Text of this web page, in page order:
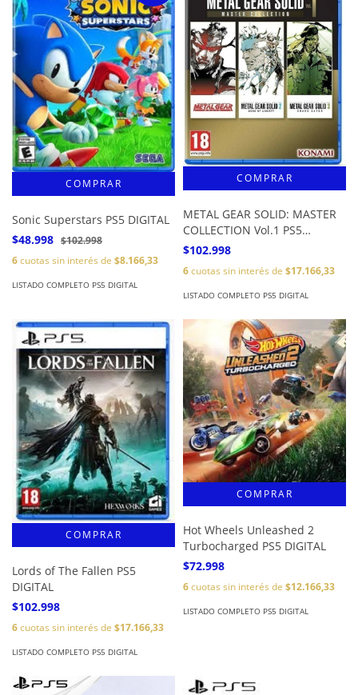
Sonic Superstars PS5 DIGITAL
$48.998 $102.998
6cuotas sin interés de $8.166,33
LISTADO COMPLETO PS5 DIGITAL
METAL GEAR SOLID: MASTER
COLLECTION Vol.1 PS5
DIGITAL
$102.998
6cuotas sin interés de $17.166,33
LISTADO COMPLETO PS5 DIGITAL
Lords of The Fallen PS5
DIGITAL
$102.998
6cuotas sin interés de $17.166,33
LISTADO COMPLETO PS5 DIGITAL
Hot Wheels Unleashed 2
Turbocharged PS5 DIGITAL
$72.998
6cuotas sin interés de $12.166,33
LISTADO COMPLETO PS5 DIGITAL